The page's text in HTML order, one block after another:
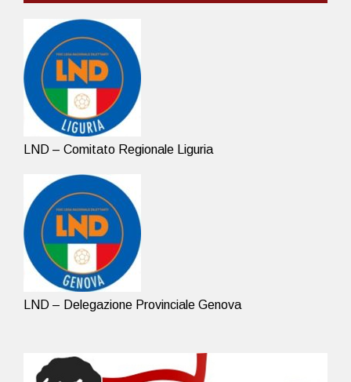
LND – Comitato Regionale Liguria
LND – Delegazione Provinciale Genova